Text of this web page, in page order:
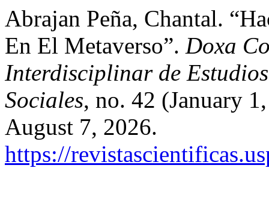
Abrajan Peña, Chantal.
En El Metaverso”. Doxa
Interdisciplinar de
Sociales, no. 42 (January
August 7, 2026.
https://